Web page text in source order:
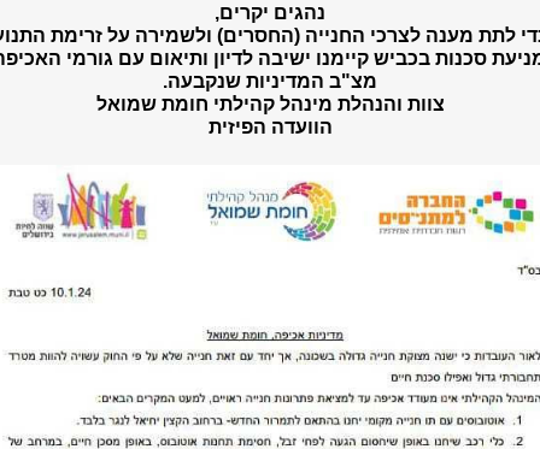
נהגים יקרים,
לתת מענה לצרכי החנייה (החסרים) ולשמירה על זרימת
סכנות בכביש קיימנו ישיבה לדיון ותיאום עם גורמי
מצ"ב המדיניות שנקבעה.
צוות והנהלת מינהל קהילתי חומת שמואל
הוועדה הפיזית